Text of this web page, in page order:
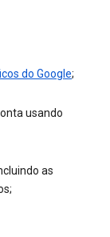
do Google;
usando
as